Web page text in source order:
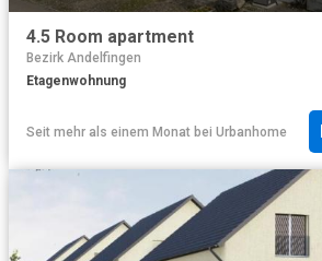
4.5 Room apartment
Bezirk Andelfingen
Etagenwohnung
Seit mehr als einem Monat bei Urbanhome